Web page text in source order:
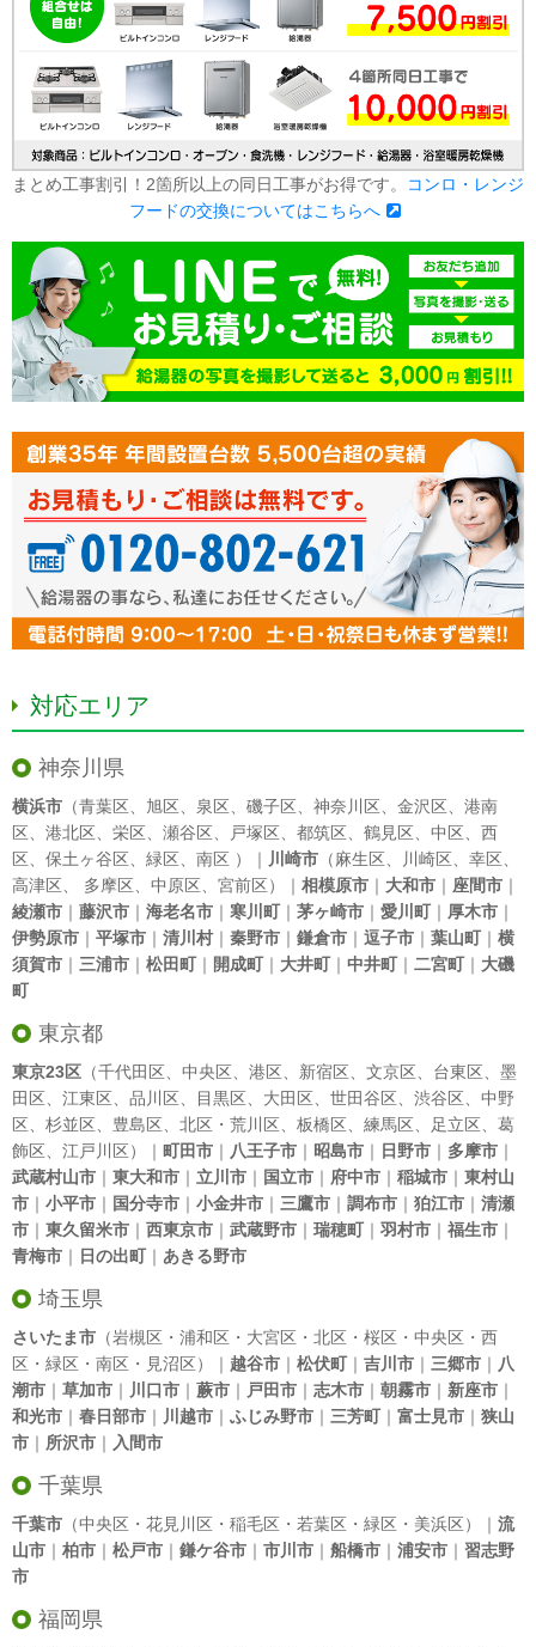
まとめ工事割引！2箇所以上の同日工事がお得です。
コンロ・レンジ
フードの交換についてはこちらへ
対応エリア
神奈川県
横浜市 （青葉区 旭区 泉区 磯子区 神奈川区 金沢区
港南
区
港北区 栄区 瀬谷区 戸塚区 都筑区 鶴見区 中区
西
区
保土ヶ谷区 緑区 南区 ）｜ 川崎市 （麻生区 川崎区 幸区
高津区
多摩区 中原区 宮前区）｜ 相模原市 ｜ 大和市 ｜ 座間市 ｜
綾瀬市 ｜ 藤沢市 ｜ 海老名市 ｜ 寒川町｜ 茅ヶ崎市 ｜ 愛川町｜ 厚木市 ｜
伊勢原市 ｜ 平塚市 ｜ 清川村｜ 秦野市 ｜ 鎌倉市 ｜ 逗子市 ｜ 葉山町｜ 横
須賀市 ｜ 三浦市 ｜ 松田町｜ 開成町｜ 大井町｜ 中井町｜ 二宮町｜ 大磯
町
東京都
東京23区 （千代田区 中央区 港区 新宿区 文京区 台東区
墨
田区
江東区 品川区 目黒区 大田区 世田谷区 渋谷区
中野
区
杉並区 豊島区 北区 ・ 荒川区 板橋区 練馬区 足立区
葛
飾区
江戸川区）｜ 町田市 ｜ 八王子市 ｜ 昭島市 ｜ 日野市 ｜ 多摩市 ｜
武蔵村山市 ｜ 東大和市 ｜ 立川市 ｜ 国立市 ｜ 府中市 ｜ 稲城市 ｜ 東村山
市 ｜ 小平市 ｜ 国分寺市 ｜ 小金井市 ｜ 三鷹市 ｜ 調布市 ｜ 狛江市 ｜ 清瀬
市 ｜ 東久留米市 ｜ 西東京市 ｜ 武蔵野市 ｜ 瑞穂町｜ 羽村市 ｜ 福生市 ｜
青梅市 ｜ 日の出町｜ あきる野市
埼玉県
さいたま市 （岩槻区・浦和区・大宮区・北区・桜区・中央区・西
区・緑区・南区・見沼区）｜ 越谷市 ｜ 松伏町｜ 吉川市 ｜ 三郷市 ｜ 八
潮市 ｜ 草加市 ｜ 川口市 ｜ 蕨市 ｜ 戸田市 ｜ 志木市 ｜ 朝霧市 ｜ 新座市 ｜
和光市 ｜ 春日部市 ｜ 川越市 ｜ ふじみ野市 ｜ 三芳町｜ 富士見市 ｜ 狭山
市 ｜ 所沢市 ｜ 入間市
千葉県
千葉市 （中央区・花見川区・稲毛区・若葉区・緑区・美浜区）｜ 流
山市 ｜ 柏市 ｜ 松戸市 ｜ 鎌ケ谷市 ｜ 市川市 ｜ 船橋市 ｜ 浦安市 ｜ 習志野
市
福岡県